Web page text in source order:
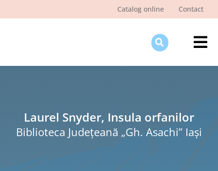
Catalog online Contact
Laurel Snyder, Insula orfanilor
Biblioteca Judeţeană „Gh. Asachi” Iaşi